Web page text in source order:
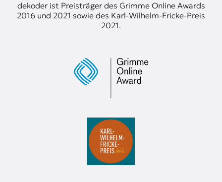
dekoder ist Preisträger des Grimme Online Awards
2016 und 2021 sowie des Karl-Wilhelm-Fricke-Preis
2021.